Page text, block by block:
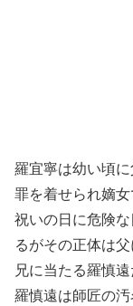
羅宜寧は幼い頃
罪を着せられ嫡
祝いの日に危険
るがその正体は
兄に当たる羅慎遠
羅慎遠は師匠の